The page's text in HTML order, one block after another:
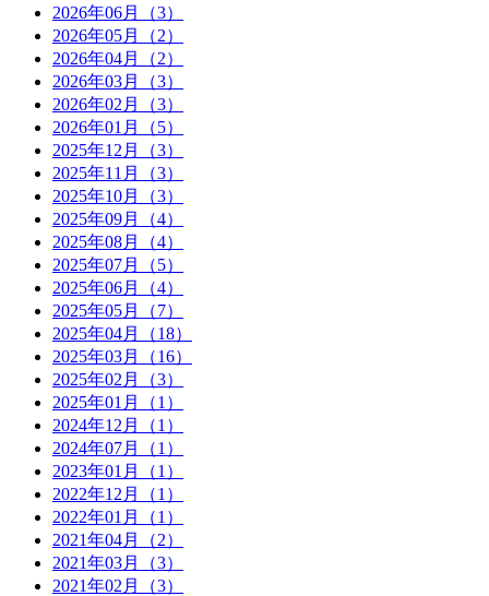
2026年06月（3）
2026年05月（2）
2026年04月（2）
2026年03月（3）
2026年02月（3）
2026年01月（5）
2025年12月（3）
2025年11月（3）
2025年10月（3）
2025年09月（4）
2025年08月（4）
2025年07月（5）
2025年06月（4）
2025年05月（7）
2025年04月（18）
2025年03月（16）
2025年02月（3）
2025年01月（1）
2024年12月（1）
2024年07月（1）
2023年01月（1）
2022年12月（1）
2022年01月（1）
2021年04月（2）
2021年03月（3）
2021年02月（3）